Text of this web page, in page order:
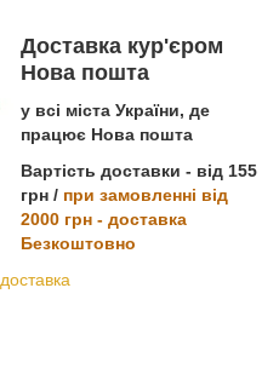
Доставка кур'єром
Нова пошта
у всі міста України, де
працює Нова пошта
Вартість доставки - від 155
грн / при замовленні від
2000 грн - доставка
Безкоштовно